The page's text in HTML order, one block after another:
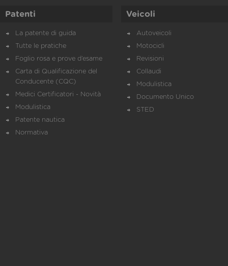
Patenti
La patente di guida
Tutte le pratiche
Foglio rosa e prove d’esame
Carta di Qualificazione del
Conducente (CQC)
Medici Certificatori - Novità
Modulistica
Patente nautica
Normativa
Veicoli
Autoveicoli
Motocicli
Revisioni
Collaudi
Modulistica
Documento Unico
STED